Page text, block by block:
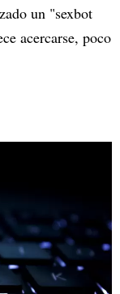
un "sexbot
acercarse, poco